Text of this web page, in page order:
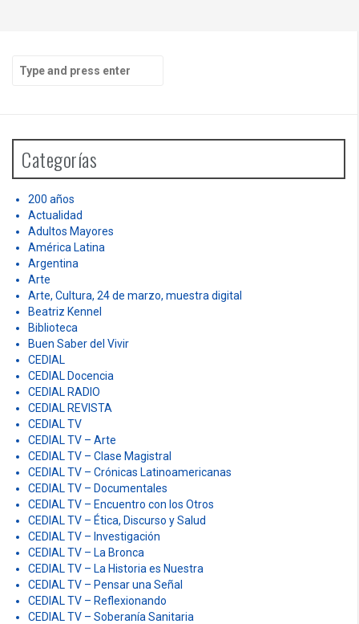
h
o
Categorías
200 años
Actualidad
Adultos Mayores
América Latina
Argentina
Arte
Arte, Cultura, 24 de marzo, muestra digital
Beatriz Kennel
Biblioteca
Buen Saber del Vivir
CEDIAL
CEDIAL Docencia
CEDIAL RADIO
CEDIAL REVISTA
CEDIAL TV
CEDIAL TV – Arte
CEDIAL TV – Clase Magistral
CEDIAL TV – Crónicas Latinoamericanas
CEDIAL TV – Documentales
CEDIAL TV – Encuentro con los Otros
CEDIAL TV – Ética, Discurso y Salud
CEDIAL TV – Investigación
CEDIAL TV – La Bronca
CEDIAL TV – La Historia es Nuestra
CEDIAL TV – Pensar una Señal
CEDIAL TV – Reflexionando
CEDIAL TV – Soberanía Sanitaria